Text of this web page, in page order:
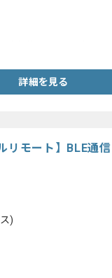
詳細を見る
モート】BLE通
)